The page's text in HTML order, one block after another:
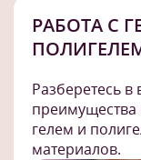
РАБОТА С
Разберетесь в
преимущества
гелем и
материалов.